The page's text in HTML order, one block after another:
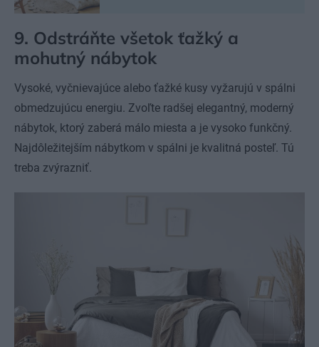
9. Odstráňte všetok ťažký a
mohutný nábytok
Vysoké, vyčnievajúce alebo ťažké kusy vyžarujú v spálni
obmedzujúcu energiu. Zvoľte radšej elegantný, moderný
nábytok, ktorý zaberá málo miesta a je vysoko funkčný.
Najdôležitejším nábytkom v spálni je kvalitná posteľ. Tú
treba zvýrazniť.